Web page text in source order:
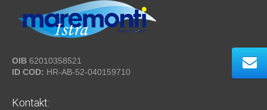
OIB 62010358521
ID COD: HR-AB-52-040159710
Kontakt: